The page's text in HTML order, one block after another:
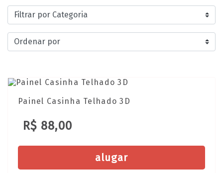
Painel Casinha Telhado 3D
R$ 88,00
alugar